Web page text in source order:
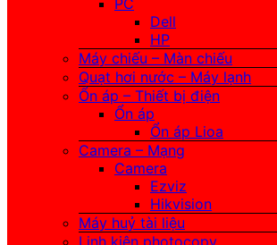
PC
Dell
HP
Máy chiếu – Màn chiếu
Quạt hơi nước – Máy lạnh
Ổn áp – Thiết bị điện
Ổn áp
Ổn áp Lioa
Camera – Mạng
Camera
Ezviz
Hikvision
Máy huỷ tài liệu
Linh kiện photocopy